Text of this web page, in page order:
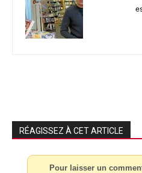
RÉAGISSEZ À CET ARTICLE
Pour laisser un